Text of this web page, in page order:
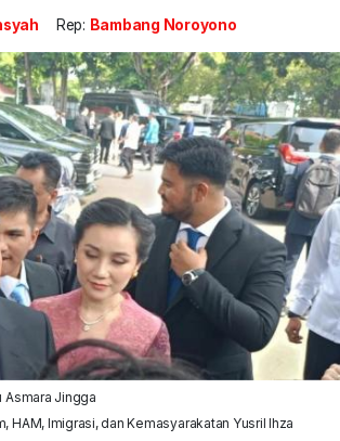
Rep: Bambang Noroyono
Asmara Jingga
HAM, Imigrasi, dan Kemasyarakatan Yusril Ihza